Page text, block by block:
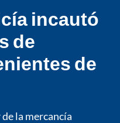
incautó
de
de
la mercancía